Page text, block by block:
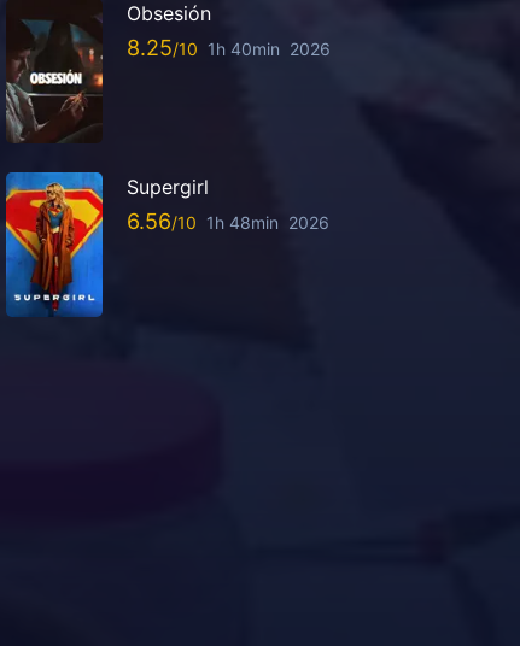
Obsesión
8.25 1h 40min 2026
Supergirl
6.56 1h 48min 2026